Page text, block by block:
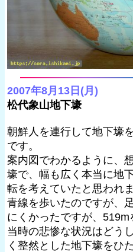
2007年8月13日(月)
松代象山地下壕
朝鮮人を連行して地下壕
です。
案内図でわかるように、
壕で、幅も広く本当に地
転を考えていたと思われま
青線を歩いたのですが、
にくかったですが、519m
当時の悲惨な状況はどう
く整然とした地下壕をひ